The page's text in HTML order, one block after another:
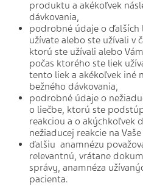
produktu a akékoľvek
dávkovania,
podrobné údaje o ďalších
užívate alebo ste užívali v
ktorú ste užívali alebo
počas ktorého ste liek
tento liek a akékoľvek iné
bežného dávkovania,
podrobné údaje o
o liečbe, ktorú ste
reakciou a o akýchkoľvek
nežiaducej reakcie na
ďalšiu anamnézu
relevantnú, vrátane
správy, anamnéza
pacienta.